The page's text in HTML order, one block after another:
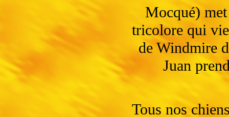
Mocqué)
tricolore qui
de Windmire
Juan
Tous nos